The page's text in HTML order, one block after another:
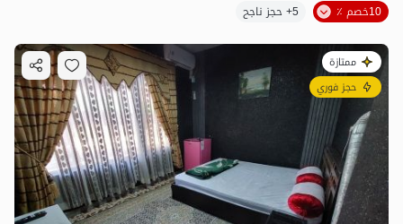
10خصم ٪
5+ حجز ناجح
ممتازة
حجز فوري